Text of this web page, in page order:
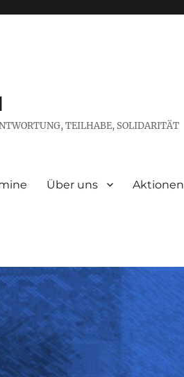
TEILHABE, SOLIDARITÄT
Über uns Aktionen